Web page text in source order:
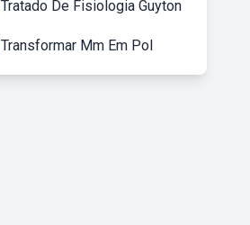
Tratado De Fisiologia Guyton
Transformar Mm Em Pol